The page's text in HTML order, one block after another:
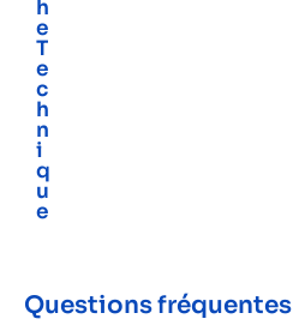
h
e
T
e
c
h
n
i
q
u
e
Questions fréquentes